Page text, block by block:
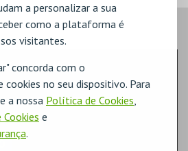
a personalizar a sua
como a plataforma é
visitantes.
concorda com o
cookies no seu dispositivo. Para
a nossa Política de Cookies,
e
.
C.I.C. JUDAICA
T. VEDRAS